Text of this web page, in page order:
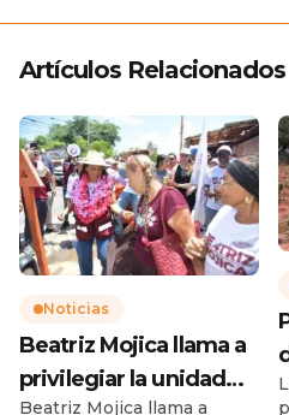
Artículos Relacionados
Noticias
Beatriz Mojica llama a
privilegiar la unidad
Beatriz Mojica llama a